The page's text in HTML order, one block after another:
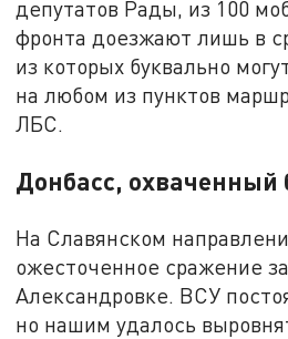
депутатов Рады, из 100
фронта доезжают лишь в
из которых буквально
на любом из пунктов
ЛБС.
Донбасс, охваченный
На Славянском
ожесточенное сражение
Александровке. ВСУ
но нашим удалось